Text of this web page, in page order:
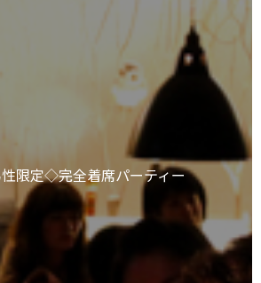
限定◇完全着席パーティー